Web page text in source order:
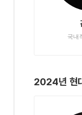
국내
2024년 현